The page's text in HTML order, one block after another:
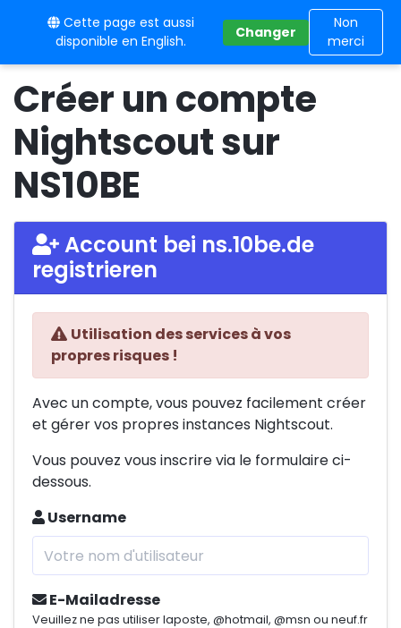
Cette page est aussi
disponible en English.
Changer
Non
merci
10BE
Créer un compte
Nightscout sur
NS10BE
Account bei ns.10be.de
registrieren
Utilisation des services à vos
propres risques !
Avec un compte, vous pouvez facilement créer
et gérer vos propres instances Nightscout.
Vous pouvez vous inscrire via le formulaire ci-
dessous.
Username
E-Mailadresse
Veuillez ne pas utiliser laposte, @hotmail, @msn ou neuf.fr